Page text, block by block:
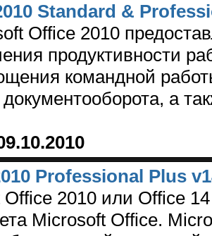
Standard &
Office 2010
продуктивности
командной
документооборота, а
Professional Plus
Office 2010 или Office
Microsoft Office.